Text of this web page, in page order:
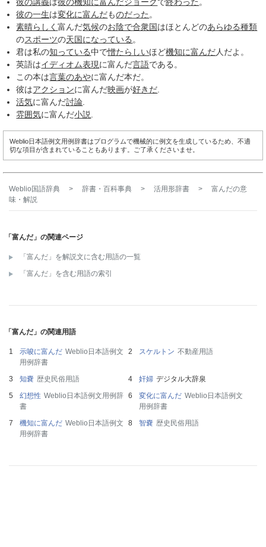
彼の一生は変化に富んだものだった 。
素晴らしく富んだ気候のお陰で合衆国はほとんどのあらゆる種類
のスポーツの天国になっている 。
君は私の知っている中で憎たらしいほど機知に富んだ人だよ。
英語はイディオム表現に富んだ言語である。
この本は言葉のあやに富んだ本だ。
彼はアクションに富んだ映画が好きだ
活気に富んだ討論
雰囲気に富んだ小説
Weblio日本語例文用例辞書はプログラムで機械的に例文を生成しているため、不適
切な項目が含まれていることもあります。ご了承くださいませ。
Weblio国語辞典 > 辞書・百科事典 > 活用形辞書 > 富んだの意
味・解説
「富んだ」の関連ページ
「富んだ」を解説文に含む用語の一覧
「富んだ」を含む用語の索引
「富んだ」の関連用語
示唆に富んだ Weblio日本語例文
用例辞書
スケルトン 不動産用語
知嚢 歴史民俗用語 奸婦 デジタル大辞泉
幻想性 Weblio日本語例文用例辞
書
変化に富んだ Weblio日本語例文
用例辞書
機知に富んだ Weblio日本語例文
用例辞書
智嚢 歴史民俗用語